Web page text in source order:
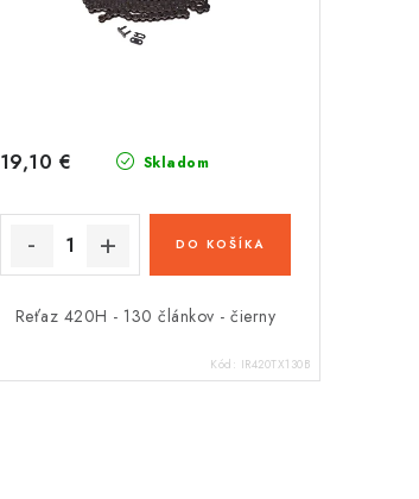
Skladom
19,10 €
DO KOŠÍKA
Reťaz 420H - 130 článkov - čierny
Kód: IR420TX130B